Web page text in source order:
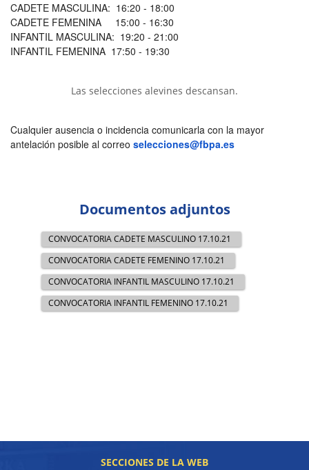
CADETE MASCULINA: 16:20 - 18:00
CADETE FEMENINA 15:00 - 16:30
INFANTIL MASCULINA: 19:20 - 21:00
INFANTIL FEMENINA 17:50 - 19:30
Las selecciones alevines descansan.
Cualquier ausencia o incidencia comunicarla con la mayor
antelación posible al correo selecciones@fbpa.es
Documentos adjuntos
CONVOCATORIA CADETE MASCULINO 17.10.21
CONVOCATORIA CADETE FEMENINO 17.10.21
CONVOCATORIA INFANTIL MASCULINO 17.10.21
CONVOCATORIA INFANTIL FEMENINO 17.10.21
SECCIONES DE LA WEB